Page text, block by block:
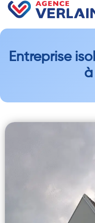
Entreprise
à